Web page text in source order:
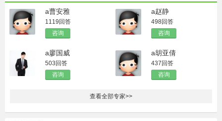
a曹安雅
1119回答
咨询
a赵静
498回答
咨询
a廖国威
503回答
咨询
a胡亚倩
437回答
咨询
查看全部专家>>